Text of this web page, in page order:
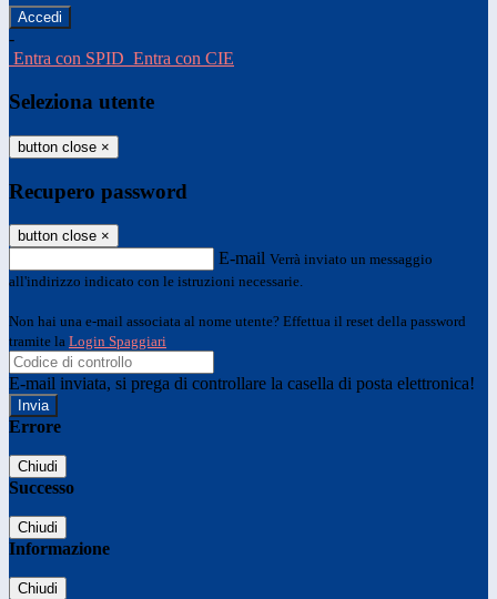
-
Entra con SPID Entra con CIE
Seleziona utente
button close ×
Recupero password
button close ×
E-mail Verrà inviato un messaggio
all'indirizzo indicato con le istruzioni necessarie.
Non hai una e-mail associata al nome utente? Effettua il reset della password
tramite la Login Spaggiari
E-mail inviata, si prega di controllare la casella di posta elettronica!
Errore
Chiudi
Successo
Chiudi
Informazione
Chiudi